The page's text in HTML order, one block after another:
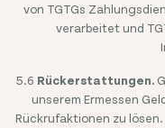
von TGTGs
verarbeitet und
5.6 Rückerstattungen.
unserem Ermessen
Rückrufaktionen zu